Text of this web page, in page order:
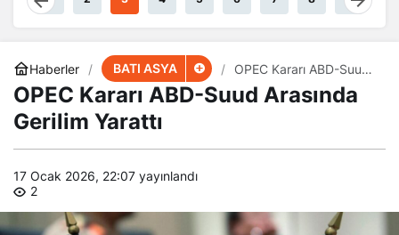
Haberler BATI ASYA
OPEC Kararı ABD-Suud
Arasında Gerilim Yarattı
OPEC Kararı ABD-Suud Arasında
Gerilim Yarattı
17 Ocak 2026, 22:07 yayınlandı
2